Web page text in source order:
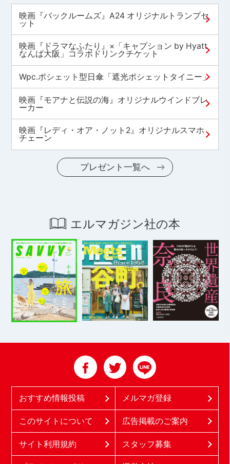
映画『バックルームズ』A24 オリジナルトランプセ
ット
映画『ドラマなふたり』×「キャプション by Hyatt
なんば大阪」コラボドリンクチケット
Wpc.ポシェット型日傘「遮光ポシェットタイニー」
映画『モアナと伝説の海』オリジナルウインドブレ
ーカー
映画『レディ・オア・ノット2』オリジナルスマホ
チェーン
プレゼント一覧へ
エルマガジン社の本
おすすめ情報投稿 メルマガ登録
このサイトについて 広告掲載のご案内
サイト利用規約 スタッフ募集